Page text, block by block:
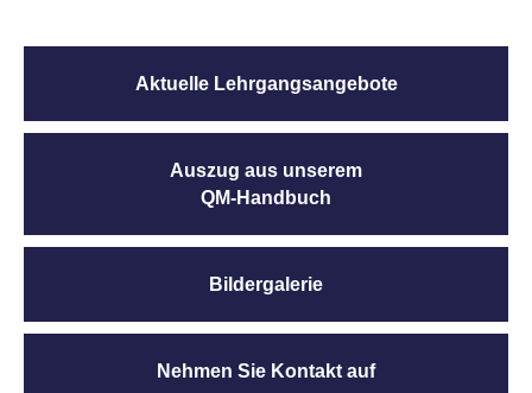
Aktuelle Lehrgangsangebote
Auszug aus unserem
QM-Handbuch
Bildergalerie
Nehmen Sie Kontakt auf